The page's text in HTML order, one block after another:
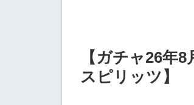
【ガチャ26年
スピリッツ】